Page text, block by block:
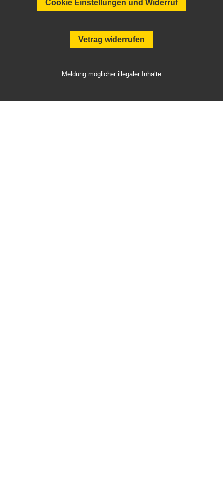
Cookie Einstellungen und Widerruf
Vetrag widerrufen
Meldung möglicher illegaler Inhalte